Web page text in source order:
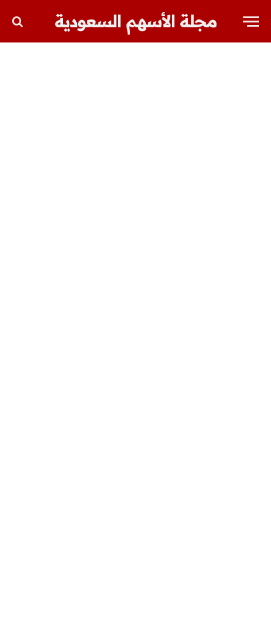
مجلة الأسهم السعودية